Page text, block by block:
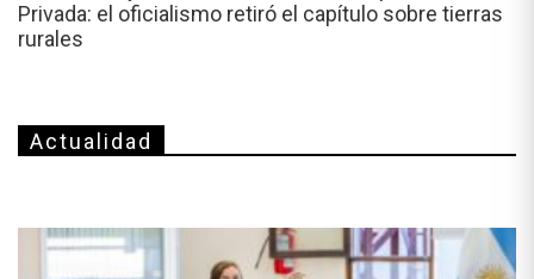
Privada: el oficialismo retiró el capítulo sobre tierras
rurales
Actualidad